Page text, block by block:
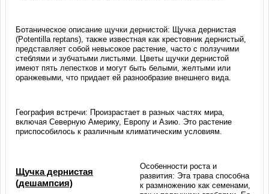
Ботаническое описание щучки дернистой: Щучка дернистая
(Potentilla reptans), также известная как крестовник дернистый,
представляет собой невысокое растение, часто с ползучими
стеблями и зубчатыми листьями. Цветы щучки дернистой
имеют пять лепестков и могут быть белыми, желтыми или
оранжевыми, что придает ей разнообразие внешнего вида.
География встречи: Произрастает в разных частях мира,
включая Северную Америку, Европу и Азию. Это растение
приспособилось к различным климатическим условиям.
Щучка дернистая
(дешампсия)
Особенности роста и
развития: Эта трава способна
к размножению как семенами,